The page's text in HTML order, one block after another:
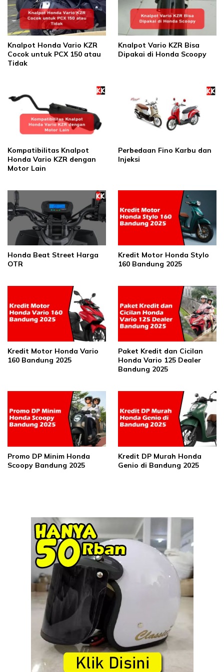
Knalpot Honda Vario KZR
Cocok untuk PCX 150 atau
Tidak
Knalpot Vario KZR Bisa
Dipakai di Honda Scoopy
Kompatibilitas Knalpot
Honda Vario KZR dengan
Motor Lain
Perbedaan Fino Karbu dan
Injeksi
Honda Beat Street Harga
OTR
Kredit Motor Honda Stylo
160 Bandung 2025
Kredit Motor Honda Vario
160 Bandung 2025
Paket Kredit dan Cicilan
Honda Vario 125 Dealer
Bandung 2025
Promo DP Minim Honda
Scoopy Bandung 2025
Kredit DP Murah Honda
Genio di Bandung 2025